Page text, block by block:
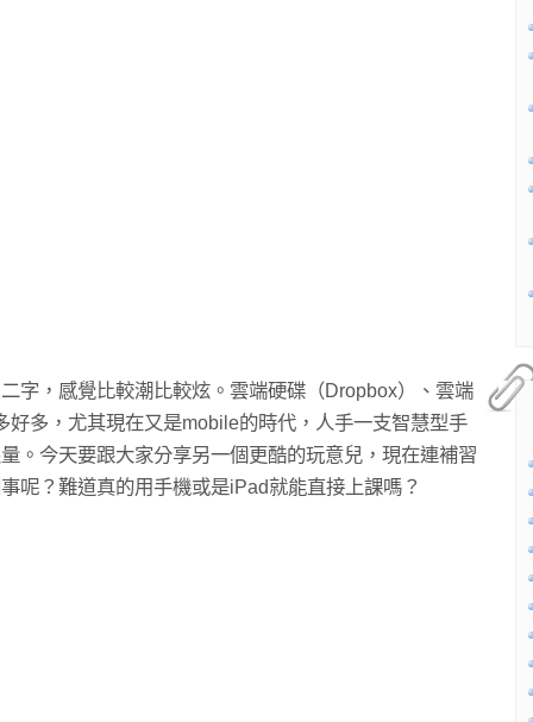
字，感覺比較潮比較炫。雲端硬碟（Dropbox）、雲端
多，尤其現在又是mobile的時代，人手一支智慧型手
。今天要跟大家分享另一個更酷的玩意兒，現在連補習
呢？難道真的用手機或是iPad就能直接上課嗎？